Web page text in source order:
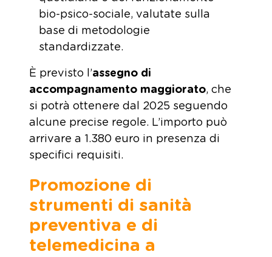
bio-psico-sociale, valutate sulla
base di metodologie
standardizzate.
È previsto l’assegno di
accompagnamento maggiorato, che
si potrà ottenere dal 2025 seguendo
alcune precise regole. L’importo può
arrivare a 1.380 euro in presenza di
specifici requisiti.
Promozione di
strumenti di sanità
preventiva e di
telemedicina a